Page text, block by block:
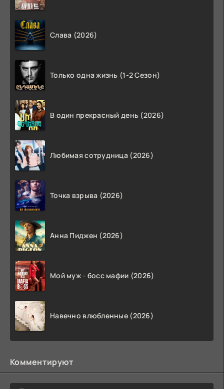
Слава (2026)
Только одна жизнь (1-2 Сезон)
В один прекрасный день (2026)
Любимая сотрудница (2026)
Точка взрыва (2026)
Анна Пиджен (2026)
Мой муж - босс мафии (2026)
Навечно влюбленные (2026)
Комментируют